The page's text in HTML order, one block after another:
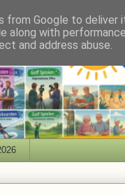
from Google to deliver
along with
and address abuse.